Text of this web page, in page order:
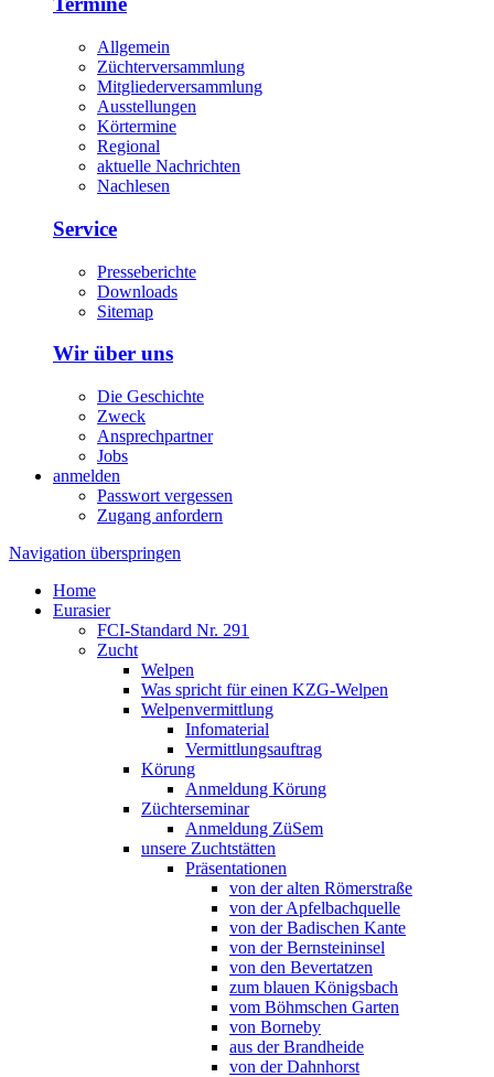
Allgemein
Züchterversammlung
Mitgliederversammlung
Ausstellungen
Körtermine
Regional
aktuelle Nachrichten
Nachlesen
Service
Presseberichte
Downloads
Sitemap
Wir über uns
Die Geschichte
Zweck
Ansprechpartner
Jobs
anmelden
Passwort vergessen
Zugang anfordern
Navigation überspringen
Home
Eurasier
FCI-Standard Nr. 291
Zucht
Welpen
Was spricht für einen KZG-Welpen
Welpenvermittlung
Infomaterial
Vermittlungsauftrag
Körung
Anmeldung Körung
Züchterseminar
Anmeldung ZüSem
unsere Zuchtstätten
Präsentationen
von der alten Römerstraße
von der Apfelbachquelle
von der Badischen Kante
von der Bernsteininsel
von den Bevertatzen
zum blauen Königsbach
vom Böhmschen Garten
von Borneby
aus der Brandheide
von der Dahnhorst